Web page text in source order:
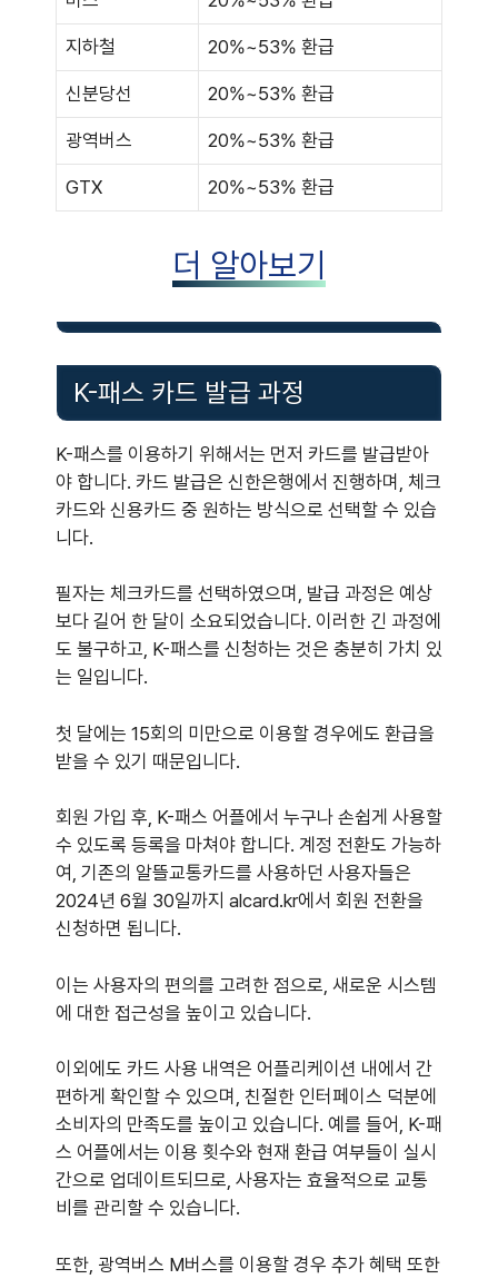
지하철 20%~53% 환급
신분당선 20%~53% 환급
광역버스 20%~53% 환급
GTX 20%~53% 환급
더 알아보기
K-패스 카드 발급 과정
K-패스를 이용하기 위해서는 먼저 카드를 발급받아
야 합니다. 카드 발급은 신한은행에서 진행하며, 체크
카드와 신용카드 중 원하는 방식으로 선택할 수 있습
니다.
필자는 체크카드를 선택하였으며, 발급 과정은 예상
보다 길어 한 달이 소요되었습니다. 이러한 긴 과정에
도 불구하고, K-패스를 신청하는 것은 충분히 가치 있
는 일입니다.
첫 달에는 15회의 미만으로 이용할 경우에도 환급을
받을 수 있기 때문입니다.
회원 가입 후, K-패스 어플에서 누구나 손쉽게 사용할
수 있도록 등록을 마쳐야 합니다. 계정 전환도 가능하
여, 기존의 알뜰교통카드를 사용하던 사용자들은
2024년 6월 30일까지 alcard.kr에서 회원 전환을
신청하면 됩니다.
이는 사용자의 편의를 고려한 점으로, 새로운 시스템
에 대한 접근성을 높이고 있습니다.
이외에도 카드 사용 내역은 어플리케이션 내에서 간
편하게 확인할 수 있으며, 친절한 인터페이스 덕분에
소비자의 만족도를 높이고 있습니다. 예를 들어, K-패
스 어플에서는 이용 횟수와 현재 환급 여부들이 실시
간으로 업데이트되므로, 사용자는 효율적으로 교통
비를 관리할 수 있습니다.
또한, 광역버스 M버스를 이용할 경우 추가 혜택 또한